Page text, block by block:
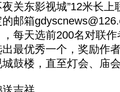
关东影视城”12米长上
邮箱
每天选前200名对联
最优秀一个，奖励作
鼓楼，直至灯会、庙